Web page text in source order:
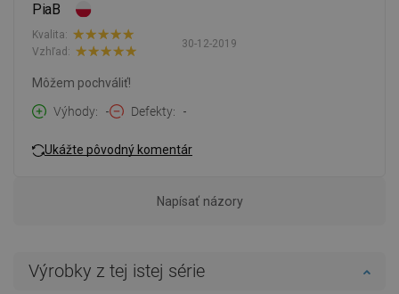
PiaB
30-12-2019
Kvalita:
Vzhľad:
Môžem pochváliť!
Výhody
- Defekty -
Ukážte pôvodný komentár
Napísať názory
Výrobky z tej istej série